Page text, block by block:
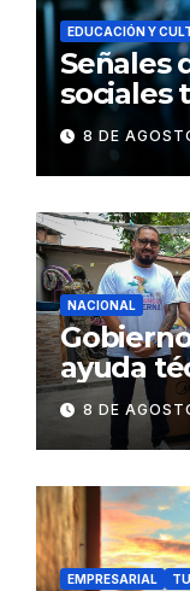
EDUCACIÓN Y
Señales
sociales
8 DE
NACIONAL
ayuda
Bono
familia
8 DE
EMPRESARIAL